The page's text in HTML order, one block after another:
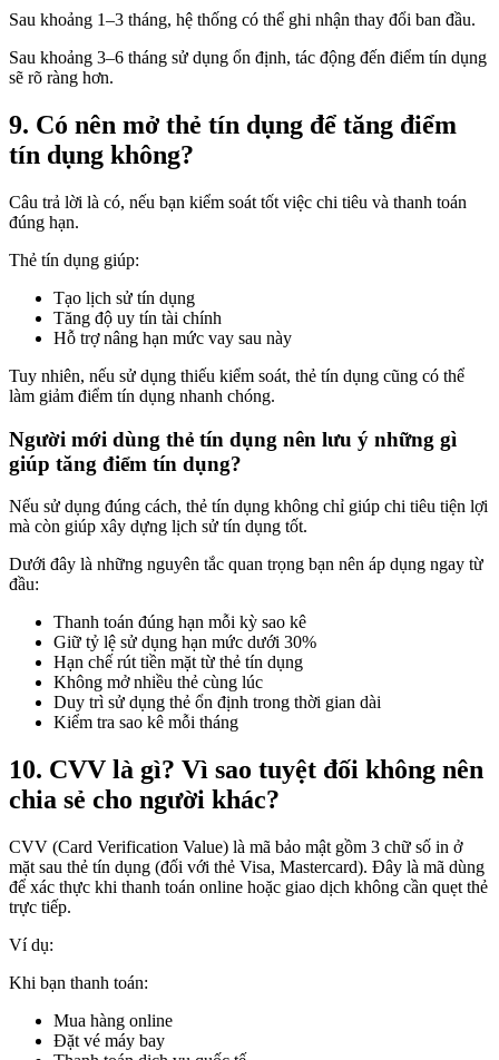
Sau khoảng 1–3 tháng, hệ thống có thể ghi nhận thay đổi ban đầu.
Sau khoảng 3–6 tháng sử dụng ổn định, tác động đến điểm tín dụng
sẽ rõ ràng hơn.
9. Có nên mở thẻ tín dụng để tăng điểm
tín dụng không?
Câu trả lời là có, nếu bạn kiểm soát tốt việc chi tiêu và thanh toán
đúng hạn.
Thẻ tín dụng giúp:
Tạo lịch sử tín dụng
Tăng độ uy tín tài chính
Hỗ trợ nâng hạn mức vay sau này
Tuy nhiên, nếu sử dụng thiếu kiểm soát, thẻ tín dụng cũng có thể
làm giảm điểm tín dụng nhanh chóng.
Người mới dùng thẻ tín dụng nên lưu ý những gì
giúp tăng điểm tín dụng?
Nếu sử dụng đúng cách, thẻ tín dụng không chỉ giúp chi tiêu tiện lợi
mà còn giúp xây dựng lịch sử tín dụng tốt.
Dưới đây là những nguyên tắc quan trọng bạn nên áp dụng ngay từ
đầu:
Thanh toán đúng hạn mỗi kỳ sao kê
Giữ tỷ lệ sử dụng hạn mức dưới 30%
Hạn chế rút tiền mặt từ thẻ tín dụng
Không mở nhiều thẻ cùng lúc
Duy trì sử dụng thẻ ổn định trong thời gian dài
Kiểm tra sao kê mỗi tháng
10. CVV là gì? Vì sao tuyệt đối không nên
chia sẻ cho người khác?
CVV (Card Verification Value) là mã bảo mật gồm 3 chữ số in ở
mặt sau thẻ tín dụng (đối với thẻ Visa, Mastercard). Đây là mã dùng
để xác thực khi thanh toán online hoặc giao dịch không cần quẹt thẻ
trực tiếp.
Ví dụ:
Khi bạn thanh toán:
Mua hàng online
Đặt vé máy bay